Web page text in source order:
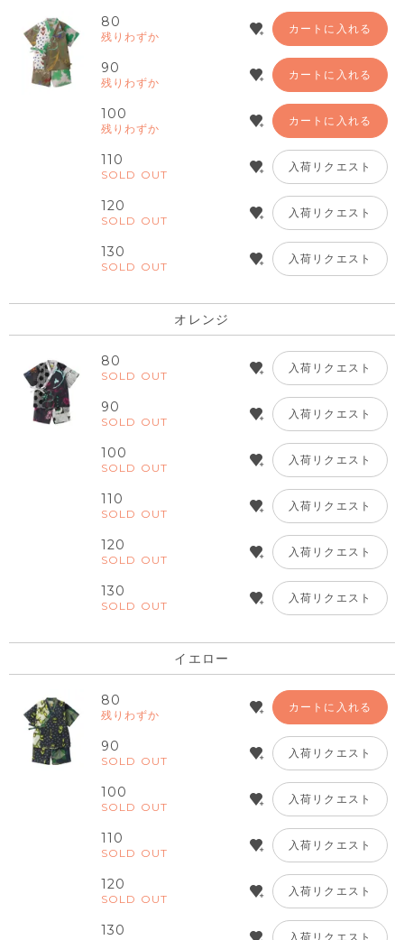
80
残りわずか
カートに入れる
90
残りわずか
カートに入れる
100
残りわずか
カートに入れる
110
SOLD OUT
入荷リクエスト
120
SOLD OUT
入荷リクエスト
130
SOLD OUT
入荷リクエスト
オレンジ
80
SOLD OUT
入荷リクエスト
90
SOLD OUT
入荷リクエスト
100
SOLD OUT
入荷リクエスト
110
SOLD OUT
入荷リクエスト
120
SOLD OUT
入荷リクエスト
130
SOLD OUT
入荷リクエスト
イエロー
80
残りわずか
カートに入れる
90
SOLD OUT
入荷リクエスト
100
SOLD OUT
入荷リクエスト
110
SOLD OUT
入荷リクエスト
120
SOLD OUT
入荷リクエスト
130 入荷リクエスト